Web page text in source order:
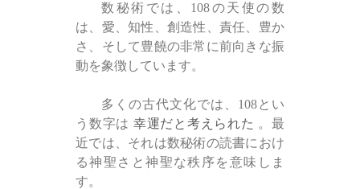
数秘術では、108の天使の数
は、愛、知性、創造性、責任、豊か
さ、そして豊饒の非常に前向きな振
動を象徴しています。
多くの古代文化では、108とい
う数字は 幸運だと考えられた 。最
近では、それは数秘術の読書におけ
る神聖さと神聖な秩序を意味しま
す。